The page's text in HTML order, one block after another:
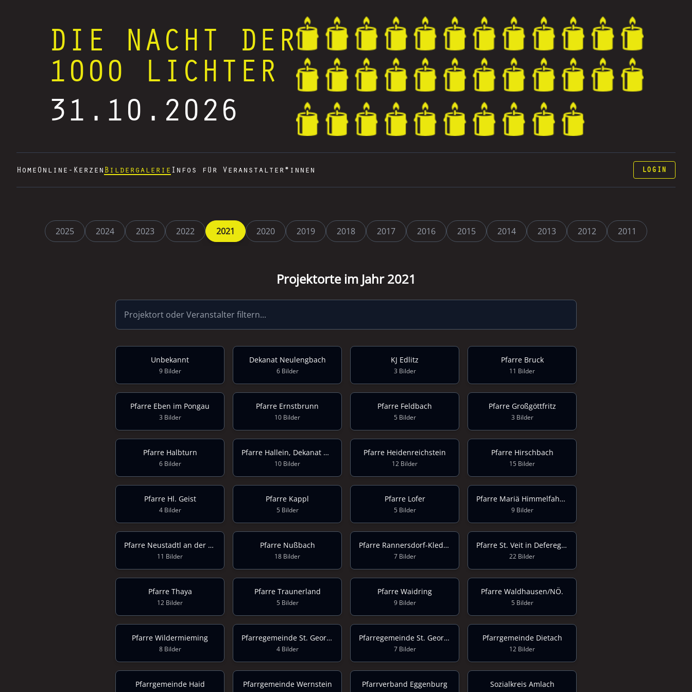
DIE NACHT DER
1000 LICHTER
31.10.2026
HomeOnline-Kerzen Bildergalerie Infos für Veranstalter*innen LOGIN
2025 2024 2023 2022 2021 2020 2019 2018 2017 2016 2015 2014 2013 2012 2011
Projektorte im Jahr 2021
Unbekannt
9 Bilder
Dekanat Neulengbach
6 Bilder
KJ Edlitz
3 Bilder
Pfarre Bruck
11 Bilder
Pfarre Eben im Pongau
3 Bilder
Pfarre Ernstbrunn
10 Bilder
Pfarre Feldbach
5 Bilder
Pfarre Großgöttfritz
3 Bilder
Pfarre Halbturn
6 Bilder
Pfarre Hallein, Dekanat Hallein
10 Bilder
Pfarre Heidenreichstein
12 Bilder
Pfarre Hirschbach
15 Bilder
Pfarre Hl. Geist
4 Bilder
Pfarre Kappl
5 Bilder
Pfarre Lofer
5 Bilder
Pfarre Mariä Himmelfahrt Pfaffenhofen
9 Bilder
Pfarre Neustadtl an der Donau
11 Bilder
Pfarre Nußbach
18 Bilder
Pfarre Rannersdorf-Kledering
7 Bilder
Pfarre St. Veit in Defereggen
22 Bilder
Pfarre Thaya
12 Bilder
Pfarre Traunerland
5 Bilder
Pfarre Waidring
9 Bilder
Pfarre Waldhausen/NÖ.
5 Bilder
Pfarre Wildermieming
8 Bilder
Pfarregemeinde St. Georgen im Attergau
4 Bilder
Pfarregemeinde St. Georgen im Attergau
7 Bilder
Pfarrgemeinde Dietach
12 Bilder
Pfarrgemeinde Haid Pfarrgemeinde Wernstein Pfarrverband Eggenburg Sozialkreis Amlach